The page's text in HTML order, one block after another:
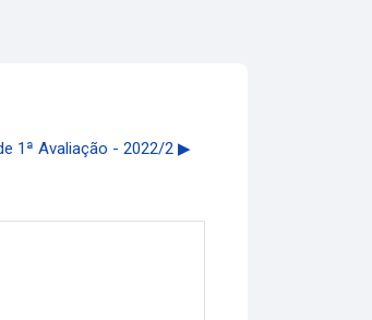
1ª Avaliação - 2022/2 ▶︎